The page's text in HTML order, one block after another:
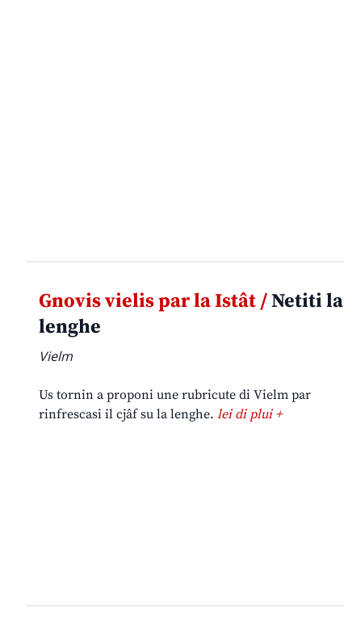
Gnovis vielis par la Istât /Netiti la
lenghe
Vielm
Us tornin a proponi une rubricute di Vielm par
rinfrescasi il cjâf su la lenghe. lei di plui +